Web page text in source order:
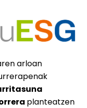
arloan
planteatzen